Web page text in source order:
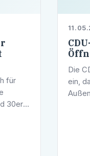
für
30er-
Die
ein,